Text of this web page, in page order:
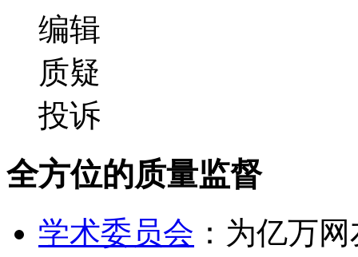
编辑
质疑
投诉
全方位的质量监督
学术委员会 ：为亿万